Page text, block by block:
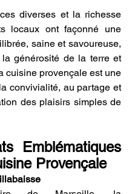
diverses et la richesse
locaux ont façonné une
saine et savoureuse,
générosité de la terre et
cuisine provençale est une
convivialité, au partage et
des plaisirs simples de
Emblématiques
Provençale